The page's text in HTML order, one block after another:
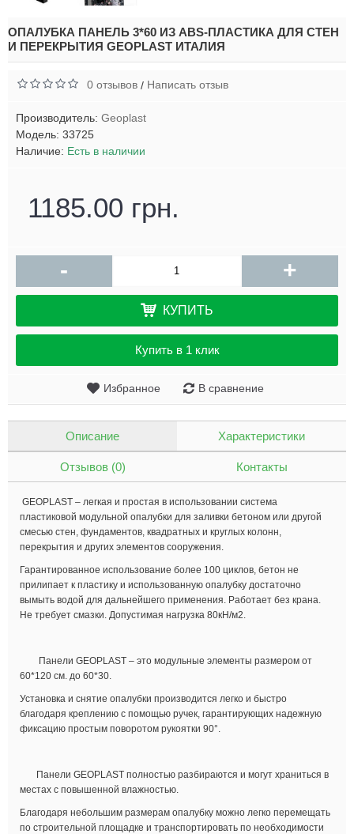
ОПАЛУБКА ПАНЕЛЬ 3*60 ИЗ ABS-ПЛАСТИКА ДЛЯ СТЕН
И ПЕРЕКРЫТИЯ GEOPLAST ИТАЛИЯ
0 отзывов / Написать отзыв
Производитель: Geoplast
Модель: 33725
Наличие: Есть в наличии
1185.00 грн.
- +
КУПИТЬ
Купить в 1 клик
Избранное В сравнение
Описание Характеристики
Отзывов (0) Контакты
GEOPLAST – легкая и простая в использовании система
пластиковой модульной опалубки для заливки бетоном или другой
смесью стен, фундаментов, квадратных и круглых колонн,
перекрытия и других элементов сооружения.
Гарантированное использование более 100 циклов, бетон не
прилипает к пластику и использованную опалубку достаточно
вымыть водой для дальнейшего применения. Работает без крана.
Не требует смазки. Допустимая нагрузка 80кН/м2.
Панели GEOPLAST – это модульные элементы размером от
60*120 см. до 60*30.
Установка и снятие опалубки производится легко и быстро
благодаря креплению с помощью ручек, гарантирующих надежную
фиксацию простым поворотом рукоятки 90°.
Панели GEOPLAST полностью разбираются и могут храниться в
местах с повышенной влажностью.
Благодаря небольшим размерам опалубку можно легко перемещать
по строительной площадке и транспортировать по необходимости